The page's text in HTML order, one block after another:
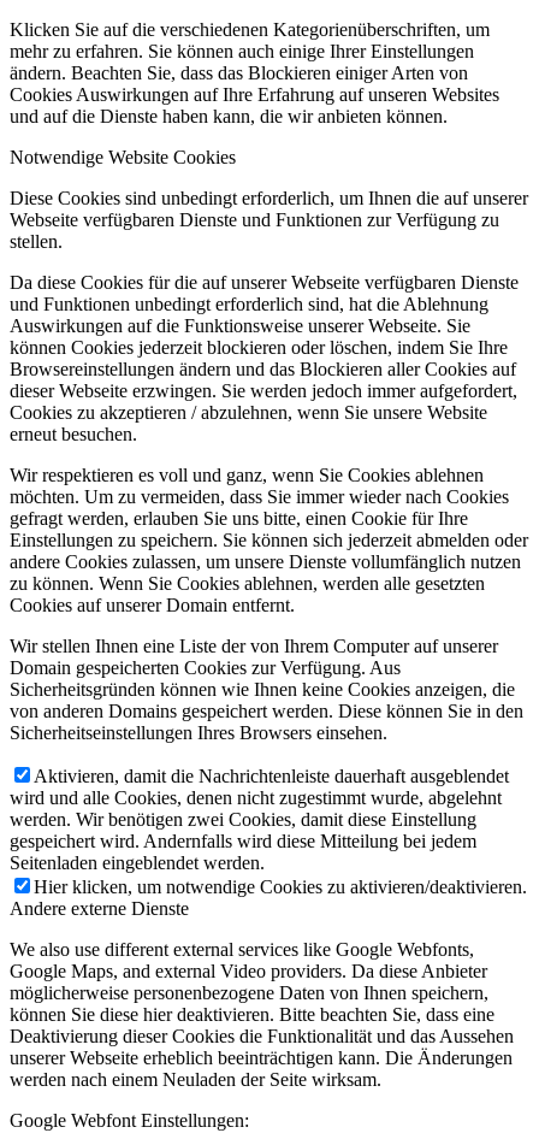
Klicken Sie auf die verschiedenen Kategorienüberschriften, um
mehr zu erfahren. Sie können auch einige Ihrer Einstellungen
ändern. Beachten Sie, dass das Blockieren einiger Arten von
Cookies Auswirkungen auf Ihre Erfahrung auf unseren Websites
und auf die Dienste haben kann, die wir anbieten können.
Notwendige Website Cookies
Diese Cookies sind unbedingt erforderlich, um Ihnen die auf unserer
Webseite verfügbaren Dienste und Funktionen zur Verfügung zu
stellen.
Da diese Cookies für die auf unserer Webseite verfügbaren Dienste
und Funktionen unbedingt erforderlich sind, hat die Ablehnung
Auswirkungen auf die Funktionsweise unserer Webseite. Sie
können Cookies jederzeit blockieren oder löschen, indem Sie Ihre
Browsereinstellungen ändern und das Blockieren aller Cookies auf
dieser Webseite erzwingen. Sie werden jedoch immer aufgefordert,
Cookies zu akzeptieren / abzulehnen, wenn Sie unsere Website
erneut besuchen.
Wir respektieren es voll und ganz, wenn Sie Cookies ablehnen
möchten. Um zu vermeiden, dass Sie immer wieder nach Cookies
gefragt werden, erlauben Sie uns bitte, einen Cookie für Ihre
Einstellungen zu speichern. Sie können sich jederzeit abmelden oder
andere Cookies zulassen, um unsere Dienste vollumfänglich nutzen
zu können. Wenn Sie Cookies ablehnen, werden alle gesetzten
Cookies auf unserer Domain entfernt.
Wir stellen Ihnen eine Liste der von Ihrem Computer auf unserer
Domain gespeicherten Cookies zur Verfügung. Aus
Sicherheitsgründen können wie Ihnen keine Cookies anzeigen, die
von anderen Domains gespeichert werden. Diese können Sie in den
Sicherheitseinstellungen Ihres Browsers einsehen.
Aktivieren, damit die Nachrichtenleiste dauerhaft ausgeblendet
wird und alle Cookies, denen nicht zugestimmt wurde, abgelehnt
werden. Wir benötigen zwei Cookies, damit diese Einstellung
gespeichert wird. Andernfalls wird diese Mitteilung bei jedem
Seitenladen eingeblendet werden.
Hier klicken, um notwendige Cookies zu aktivieren/deaktivieren.
Andere externe Dienste
We also use different external services like Google Webfonts,
Google Maps, and external Video providers. Da diese Anbieter
möglicherweise personenbezogene Daten von Ihnen speichern,
können Sie diese hier deaktivieren. Bitte beachten Sie, dass eine
Deaktivierung dieser Cookies die Funktionalität und das Aussehen
unserer Webseite erheblich beeinträchtigen kann. Die Änderungen
werden nach einem Neuladen der Seite wirksam.
Google Webfont Einstellungen: